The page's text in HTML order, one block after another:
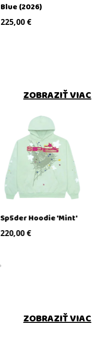
Blue (2026)
225,00 €
ZOBRAZIŤ VIAC
Sp5der Hoodie 'Mint'
220,00€
ZOBRAZIŤ VIAC